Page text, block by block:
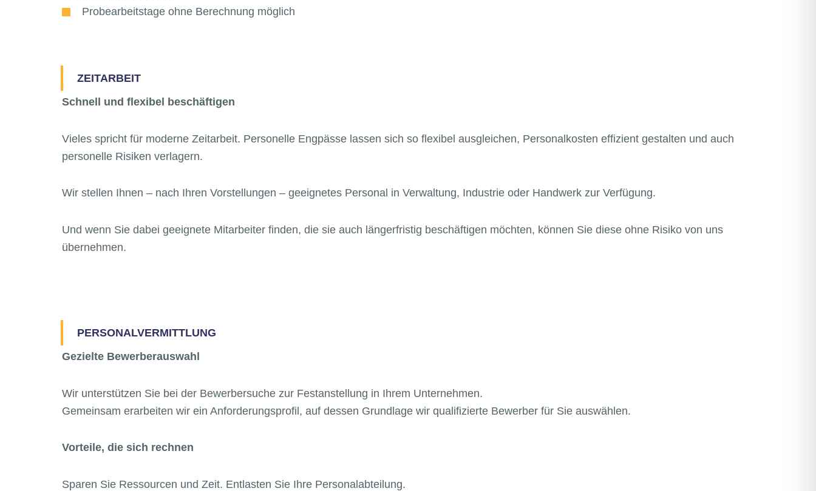
Probearbeitstage ohne Berechnung möglich
ZEITARBEIT
Schnell und flexibel beschäftigen
Vieles spricht für moderne Zeitarbeit. Personelle Engpässe lassen sich so flexibel ausgleichen, Personalkosten effizient gestalten und auch
personelle Risiken verlagern.
Wir stellen Ihnen – nach Ihren Vorstellungen – geeignetes Personal in Verwaltung, Industrie oder Handwerk zur Verfügung.
Und wenn Sie dabei geeignete Mitarbeiter finden, die sie auch längerfristig beschäftigen möchten, können Sie diese ohne Risiko von uns
übernehmen.
PERSONALVERMITTLUNG
Gezielte Bewerberauswahl
Wir unterstützen Sie bei der Bewerbersuche zur Festanstellung in Ihrem Unternehmen.
Gemeinsam erarbeiten wir ein Anforderungsprofil, auf dessen Grundlage wir qualifizierte Bewerber für Sie auswählen.
Vorteile, die sich rechnen
Sparen Sie Ressourcen und Zeit. Entlasten Sie Ihre Personalabteilung.